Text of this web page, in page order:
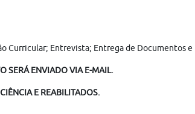
Curricular; Entrevista; Entrega de Documentos
SERÁ ENVIADO VIA E-MAIL.
E REABILITADOS.